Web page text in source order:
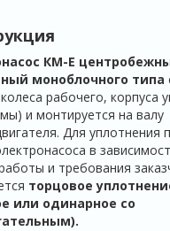
КМ-Е
моноблочного типа
рабочего, корпуса
и монтируется на валу
Для уплотнения
в
и требования
торцовое
или одинарное со